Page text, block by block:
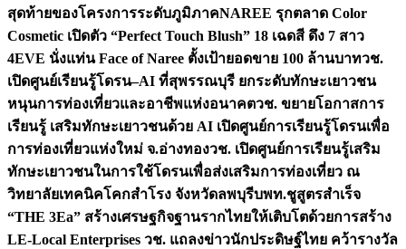
สุดท้ายของโครงการระดับภูมิภาคNAREE รุกตลาด Color
Cosmetic เปิดตัว “Perfect Touch Blush” 18 เฉดสี ดึง 7 สาว
4EVE นั่งแท่น Face of Naree ตั้งเป้ายอดขาย 100 ล้านบาทวช.
เปิดศูนย์เรียนรู้โดรน–AI ที่สุพรรณบุรี ยกระดับทักษะเยาวชน
หนุนการท่องเที่ยวและอาชีพแห่งอนาคตวช. ขยายโอกาสการ
เรียนรู้ เสริมทักษะเยาวชนด้วย AI เปิดศูนย์การเรียนรู้โดรนเพื่อ
การท่องเที่ยวแห่งใหม่ จ.อ่างทองวช. เปิดศูนย์การเรียนรู้เสริม
ทักษะเยาวชนในการใช้โดรนเพื่อส่งเสริมการท่องเที่ยว ณ
วิทยาลัยเทคนิคโคกสำโรง จังหวัดลพบุรีบพท.ชูสูตรสำเร็จ
“THE 3Ea” สร้างเศรษฐกิจฐานรากไทยให้เติบโตด้วยการสร้าง
LE-Local Enterprises วช. แถลงข่าวนักประดิษฐ์ไทย คว้ารางวัล